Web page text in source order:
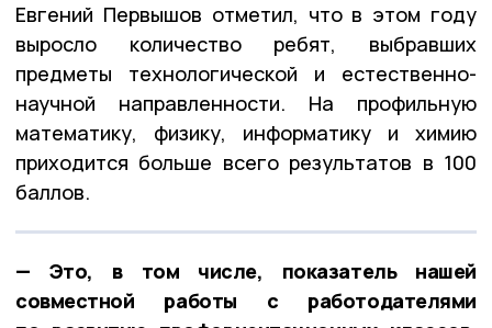
Евгений Первышов отметил, что в этом году
выросло количество ребят, выбравших
предметы технологической и естественно-
научной направленности. На профильную
математику, физику, информатику и химию
приходится больше всего результатов в 100
баллов.
— Это, в том числе, показатель нашей
совместной работы с работодателями